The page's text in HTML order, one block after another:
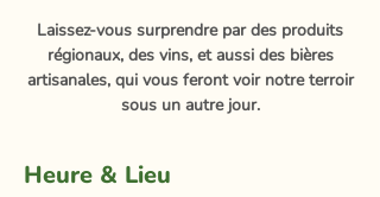
Laissez-vous surprendre par des produits
régionaux, des vins, et aussi des bières
artisanales, qui vous feront voir notre terroir
sous un autre jour.
Heure & Lieu